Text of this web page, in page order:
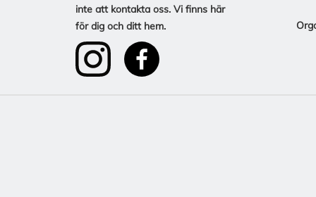
inte att kontakta oss. Vi finns här
för dig och ditt hem.